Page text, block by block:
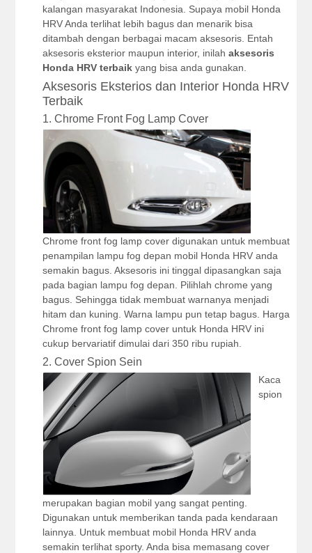
kalangan masyarakat Indonesia. Supaya mobil Honda
HRV Anda terlihat lebih bagus dan menarik bisa
ditambah dengan berbagai macam aksesoris. Entah
aksesoris eksterior maupun interior, inilah aksesoris
Honda HRV terbaikyang bisa anda gunakan.
Aksesoris Eksterios dan Interior Honda HRV
Terbaik
1. Chrome Front Fog Lamp Cover
Chrome front fog lamp cover digunakan untuk membuat
penampilan lampu fog depan mobil Honda HRV anda
semakin bagus. Aksesoris ini tinggal dipasangkan saja
pada bagian lampu fog depan. Pilihlah chrome yang
bagus. Sehingga tidak membuat warnanya menjadi
hitam dan kuning. Warna lampu pun tetap bagus. Harga
Chrome front fog lamp cover untuk Honda HRV ini
cukup bervariatif dimulai dari 350 ribu rupiah.
2. Cover Spion Sein
Kaca
spion
merupakan bagian mobil yang sangat penting.
Digunakan untuk memberikan tanda pada kendaraan
lainnya. Untuk membuat mobil Honda HRV anda
semakin terlihat sporty. Anda bisa memasang cover